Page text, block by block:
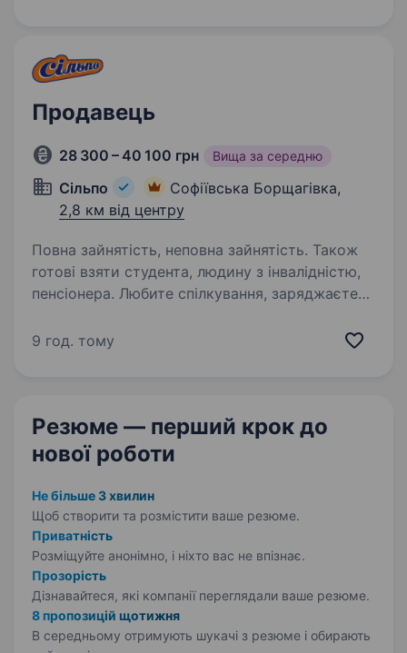
Продавець
28 300 – 40 100 грн Вища за середню
Сільпо
Софіївська Борщагівка,
2,8 км від центру
Повна зайнятість, неповна зайнятість. Також
готові взяти студента, людину з інвалідністю,
пенсіонера. Любите спілкування, заряджаєте
настрій? «Сільпо» — це не просто робота, а
9 год. тому
Резюме — перший крок до
нової роботи
Не більше 3 хвилин
Щоб створити та розмістити ваше резюме.
Приватність
Розміщуйте анонімно, і ніхто вас не впізнає.
Прозорість
Дізнавайтеся, які компанії переглядали ваше резюме.
8 пропозицій щотижня
В середньому отримують шукачі з резюме і обирають